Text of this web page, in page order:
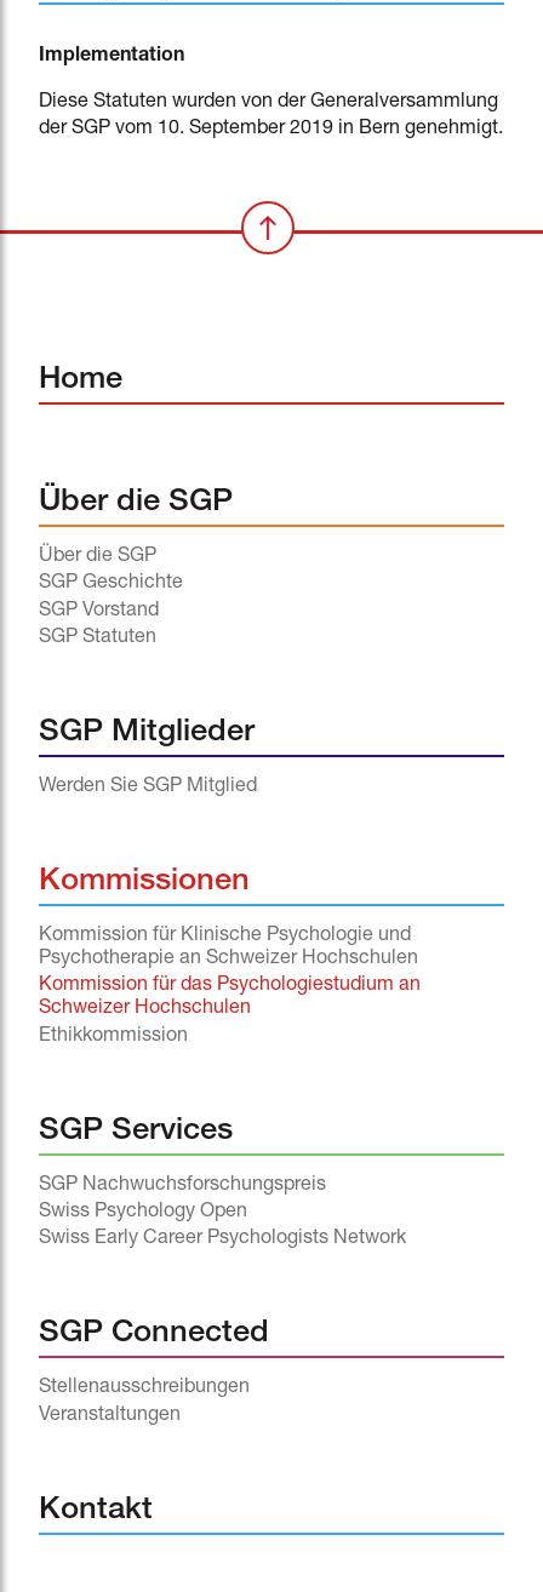
Implementation
Diese Statuten wurden von der Generalversammlung
der SGP vom 10. September 2019 in Bern genehmigt.
Home
Über die SGP
Über die SGP
SGP Geschichte
SGP Vorstand
SGP Statuten
SGP Mitglieder
Werden Sie SGP Mitglied
Kommissionen
Kommission für Klinische Psychologie und
Psychotherapie an Schweizer Hochschulen
Kommission für das Psychologiestudium an
Schweizer Hochschulen
Ethikkommission
SGP Services
SGP Nachwuchsforschungspreis
Swiss Psychology Open
Swiss Early Career Psychologists Network
SGP Connected
Stellenausschreibungen
Veranstaltungen
Kontakt